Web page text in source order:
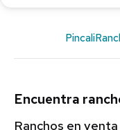
Pincali
Encuentra
Ranchos en